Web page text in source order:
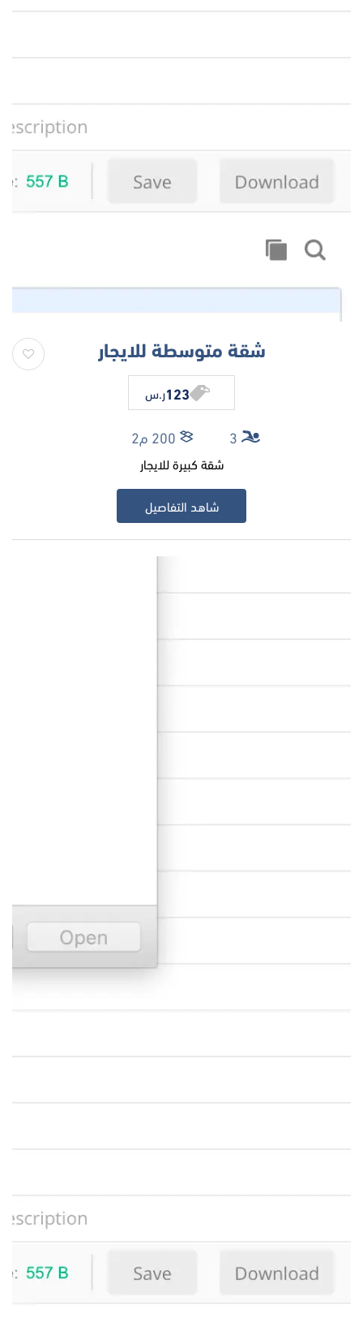
شقة متوسطة للايجار
123ر.س
3 200 م2
شقة كبيرة للايجار
شاهد التفاصيل